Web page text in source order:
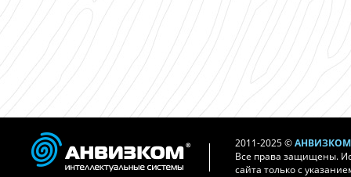
2011-2025 ©
Все права защищены.
сайта только с